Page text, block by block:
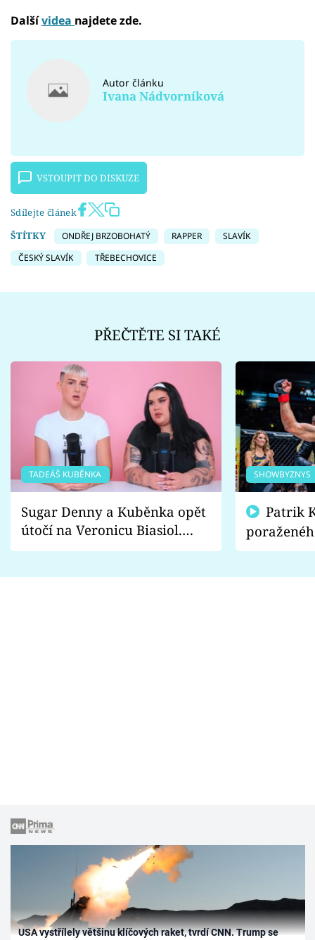
Dalšívidea najdete zde.
Autor článku
Ivana Nádvorníková
VSTOUPIT DO DISKUZE
Sdílejte článek
ŠTÍTKY
ONDŘEJ BRZOBOHATÝ RAPPER
SLAVÍK
ČESKÝ SLAVÍK
TŘEBECHOVICE
PŘEČTĚTE SI TAKÉ
TADEÁŠ KUBĚNKA
Sugar Denny a Kuběnka opět
útočí na Veronicu Biasiol.
Proč je podle nich falešná a
SHOWBYZNYS
fanoušci
USA vystřílely většinu klíčových raket, tvrdí CNN. Trump se